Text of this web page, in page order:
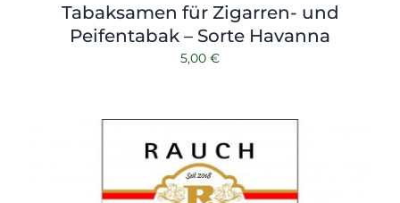
Tabaksamen für Zigarren- und
Peifentabak – Sorte Havanna
5,00 €